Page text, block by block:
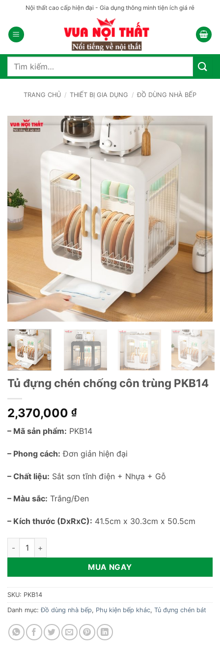
nội
dung
Nội thất cao cấp hiện đại - Gia dụng thông minh tiện ích giá rẻ
Tìm
TRANG CHỦ / THIẾT BỊ GIA DỤNG / ĐỒ DÙNG NHÀ BẾP
Tủ đựng chén chống côn trùng PKB14
2,370,000 ₫
– Mã sản phẩm: PKB14
– Phong cách: Đơn giản hiện đại
– Chất liệu: Sắt sơn tĩnh điện + Nhựa + Gỗ
– Màu sắc: Trắng/Đen
– Kích thước (DxRxC): 41.5cm x 30.3cm x 50.5cm
Tủ đựng chén chống côn trùng PKB14 số lượng
MUA NGAY
SKU: PKB14
Danh mục:Đồ dùng nhà bếp, Phụ kiện bếp khác, Tủ đựng chén bát